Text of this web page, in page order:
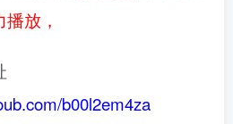
放，
b00l2em4za